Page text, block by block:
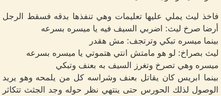
فاخذ ليث يملي عليها تعليمات وهي تنفذها بدقه فسقط الرجل
أرضا صرخ ليث: اضربي السيف فيه يا ميسره بسرعه
بينما ميسره تبكي وترتجف: مش هقدر
ليث بصراخ: لو هو مامتش انتي هتموتي يا ميسره بسرعه
ميسره وهي تصرخ وتغرز السيف به بعنف وتبكي
بينما ابريس كان يقاتل بعنف وشراسه كل من يلمحه وهو يريد
الوصول لذلك الحورس حتى ينتهي نظر حوله وجد الجثث تتكاثر